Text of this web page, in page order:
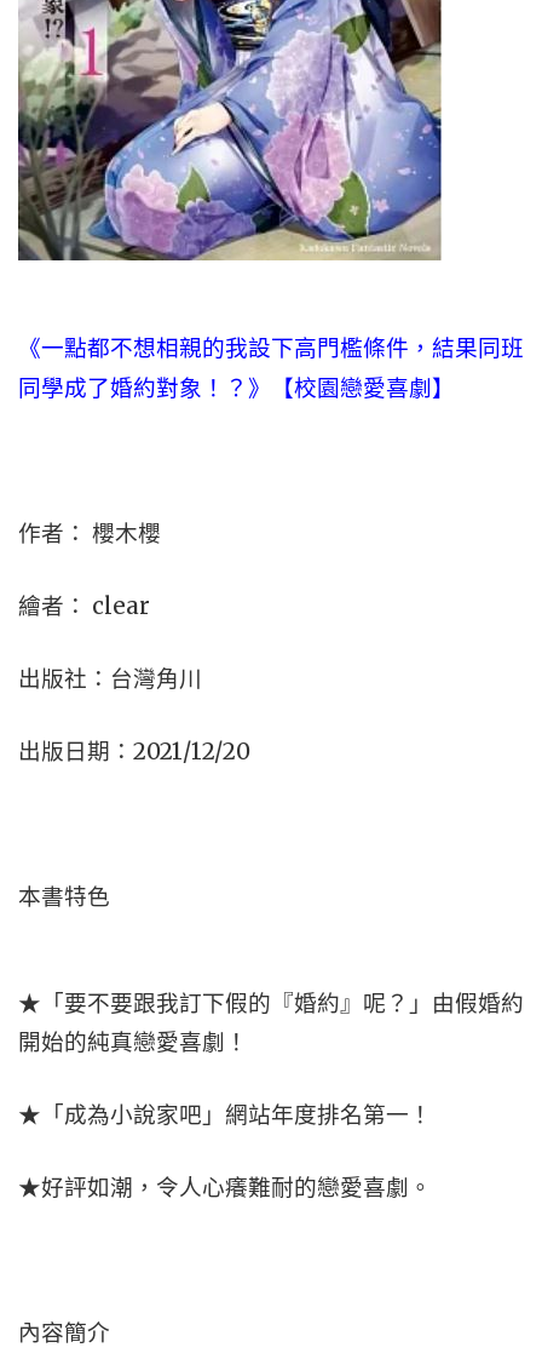
《一點都不想相親的我設下高門檻條件，結果同班
同學成了婚約對象！？》【校園戀愛喜劇】
作者： 櫻木櫻
繪者： clear
出版社：台灣角川
出版日期：2021/12/20
本書特色
★「要不要跟我訂下假的『婚約』呢？」由假婚約
開始的純真戀愛喜劇！
★「成為小說家吧」網站年度排名第一！
★好評如潮，令人心癢難耐的戀愛喜劇。
內容簡介